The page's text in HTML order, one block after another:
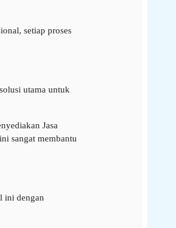
setiap proses
utama untuk
Jasa
sangat membantu
ini dengan